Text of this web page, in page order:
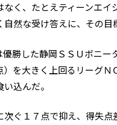
く、たとえティーンエ
然な受け答えに、その
優勝した静岡ＳＳＵボニ
）を大きく上回るリーグ
込んだ。
ぐ１７点で抑え、得失